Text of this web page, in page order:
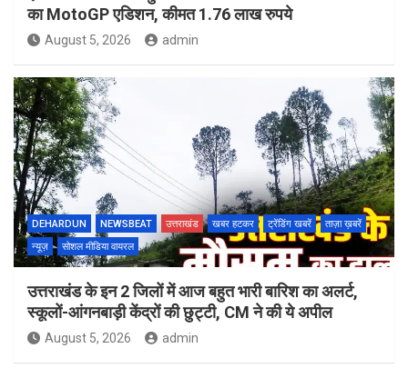
का MotoGP एडिशन, कीमत 1.76 लाख रुपये
August 5, 2026 admin
DEHARDUN NEWSBEAT उत्तराखंड खबर हटकर ट्रेंडिंग खबरें
ताज़ा ख़बरें
न्यूज़
सोशल मीडिया वायरल
उत्तराखंड के इन 2 जिलों में आज बहुत भारी बारिश का अलर्ट,
स्कूलों-आंगनबाड़ी केंद्रों की छुट्टी, CM ने की ये अपील
August 5, 2026 admin